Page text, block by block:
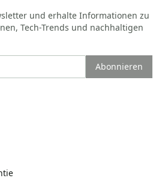
und erhalte Informationen zu
Tech-Trends und nachhaltigen
Abonnieren